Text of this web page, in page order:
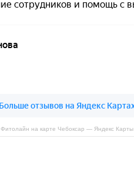
Фитолайн на карте Чебоксар — Яндекс Карты